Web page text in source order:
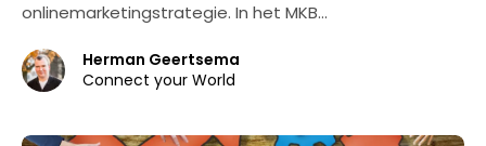
onlinemarketingstrategie. In het MKB…
Herman Geertsema
Connect your World